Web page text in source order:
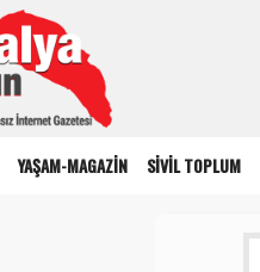
YAŞAM-MAGAZİN SİVİL TOPLUM